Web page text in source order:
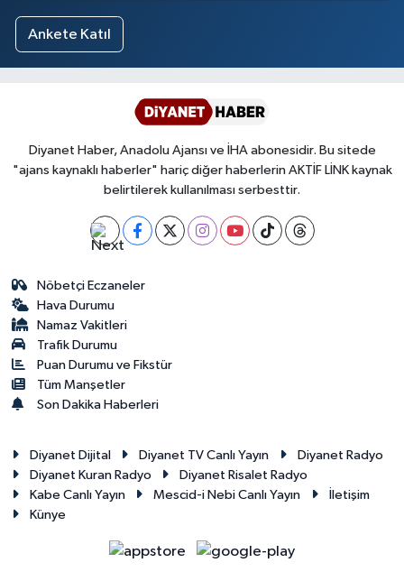
Ankete Katıl
Diyanet Haber, Anadolu Ajansı ve İHA abonesidir. Bu sitede
"ajans kaynaklı haberler" hariç diğer haberlerin AKTİF LİNK kaynak
belirtilerek kullanılması serbesttir.
Nöbetçi Eczaneler
Hava Durumu
Namaz Vakitleri
Trafik Durumu
Puan Durumu ve Fikstür
Tüm Manşetler
Son Dakika Haberleri
Diyanet Dijital Diyanet TV Canlı Yayın
Diyanet Radyo
Diyanet Kuran Radyo
Diyanet Risalet Radyo
Kabe Canlı Yayın
Mescid-i Nebi Canlı Yayın
İletişim
Künye